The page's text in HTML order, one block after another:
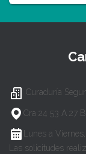
Curaduría
Cra 24 53 A 27
Lunes a
Las solicitudes